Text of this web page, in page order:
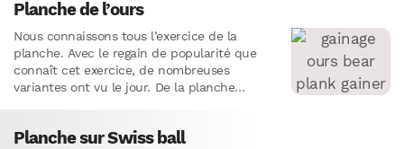
Planche de l’ours
Nous connaissons tous l’exercice de la
planche. Avec le regain de popularité que
connaît cet exercice, de nombreuses
variantes ont vu le jour. De la planche
Planche sur Swiss ball